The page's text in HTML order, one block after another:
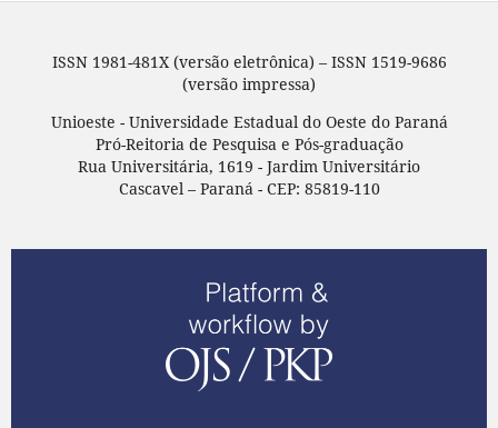
ISSN 1981-481X (versão eletrônica) – ISSN 1519-9686
(versão impressa)
Unioeste - Universidade Estadual do Oeste do Paraná
Pró-Reitoria de Pesquisa e Pós-graduação
Rua Universitária, 1619 - Jardim Universitário
Cascavel – Paraná - CEP: 85819-110